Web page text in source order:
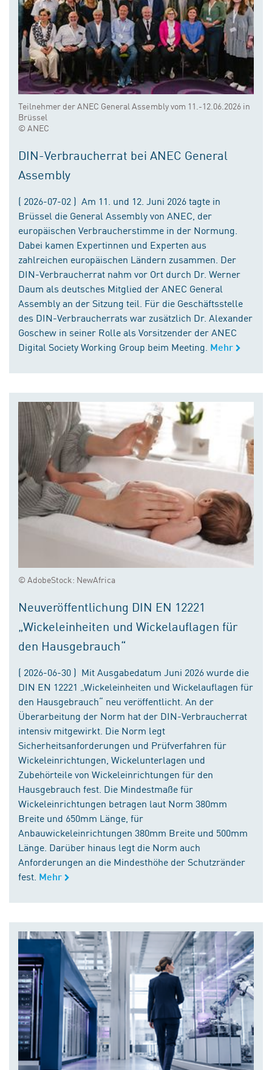
Teilnehmer der ANEC General Assembly vom 11.-12.06.2026 in
Brüssel
© ANEC
DIN-Verbraucherrat bei ANEC General
Assembly
( 2026-07-02 ) Am 11. und 12. Juni 2026 tagte in
Brüssel die General Assembly von ANEC, der
europäischen Verbraucherstimme in der Normung.
Dabei kamen Expertinnen und Experten aus
zahlreichen europäischen Ländern zusammen. Der
DIN-Verbraucherrat nahm vor Ort durch Dr. Werner
Daum als deutsches Mitglied der ANEC General
Assembly an der Sitzung teil. Für die Geschäftsstelle
des DIN-Verbraucherrats war zusätzlich Dr. Alexander
Goschew in seiner Rolle als Vorsitzender der ANEC
Digital Society Working Group beim Meeting. Mehr
© AdobeStock: NewAfrica
Neuveröffentlichung DIN EN 12221
„Wickeleinheiten und Wickelauflagen für
den Hausgebrauch“
( 2026-06-30 ) Mit Ausgabedatum Juni 2026 wurde die
DIN EN 12221 „Wickeleinheiten und Wickelauflagen für
den Hausgebrauch“ neu veröffentlicht. An der
Überarbeitung der Norm hat der DIN-Verbraucherrat
intensiv mitgewirkt. Die Norm legt
Sicherheitsanforderungen und Prüfverfahren für
Wickeleinrichtungen, Wickelunterlagen und
Zubehörteile von Wickeleinrichtungen für den
Hausgebrauch fest. Die Mindestmaße für
Wickeleinrichtungen betragen laut Norm 380mm
Breite und 650mm Länge, für
Anbauwickeleinrichtungen 380mm Breite und 500mm
Länge. Darüber hinaus legt die Norm auch
Anforderungen an die Mindesthöhe der Schutzränder
fest. Mehr